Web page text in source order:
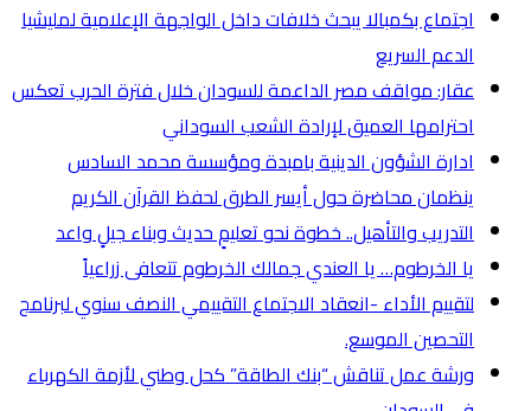
اجتماع بكمبالا يبحث خلافات داخل الواجهة الإعلامية لمليشيا
الدعم السريع
عقار: مواقف مصر الداعمة للسودان خلال فترة الحرب تعكس
احترامها العميق لإرادة الشعب السوداني
ادارة الشؤون الدينية بامبدة ومؤسسة محمد السادس
ينظمان محاضرة حول أيسر الطرق لحفظ القرآن الكريم
التدريب والتأهيل.. خطوة نحو تعليمٍ حديث وبناء جيلٍ واعد
يا الخرطوم… يا العندي جمالك الخرطوم تتعافى زراعياً
لتقييم الأداء -انعقاد الاجتماع التقييمي النصف سنوي لبرنامج
التحصين الموسع.
ورشة عمل تناقش “بنك الطاقة” كحل وطني لأزمة الكهرباء